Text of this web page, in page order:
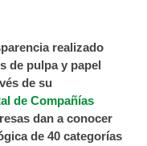
realizado
de pulpa y papel
de su
de Compañías
dan a conocer
de 40 categorías